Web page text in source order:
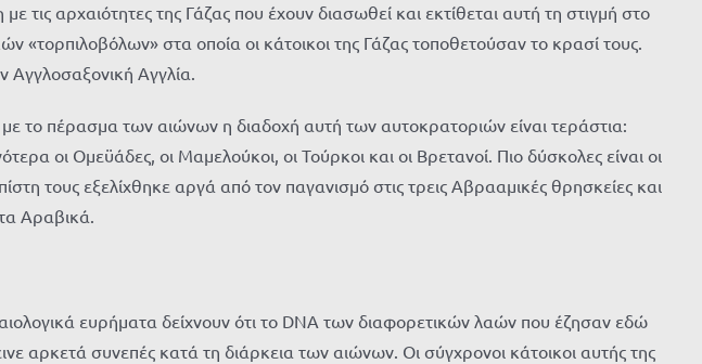
τις αρχαιότητες της Γάζας που έχουν διασωθεί και εκτίθεται αυτή τη στιγμή στο
«τορπιλοβόλων» στα οποία οι κάτοικοι της Γάζας τοποθετούσαν το κρασί τους.
Αγγλοσαξονική Αγγλία.
το πέρασμα των αιώνων η διαδοχή αυτή των αυτοκρατοριών είναι τεράστια:
οι Ομεϋάδες, οι Μαμελούκοι, οι Τούρκοι και οι Βρετανοί. Πιο δύσκολες είναι οι
τους εξελίχθηκε αργά από τον παγανισμό στις τρεις Αβρααμικές θρησκείες και
Αραβικά.
ευρήματα δείχνουν ότι το DNA των διαφορετικών λαών που έζησαν εδώ
αρκετά συνεπές κατά τη διάρκεια των αιώνων. Οι σύγχρονοι κάτοικοι αυτής της